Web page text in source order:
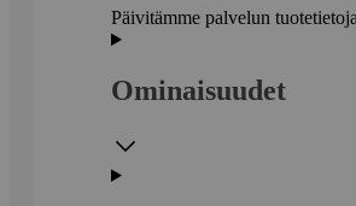
Päivitämme palvelun
Ominaisuudet